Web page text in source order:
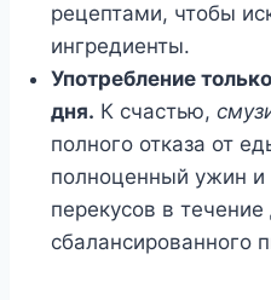
рецептами, чтобы
ингредиенты.
Употребление
дня. К счастью,
полного отказа от
полноценный ужин и
перекусов в
сбалансированного